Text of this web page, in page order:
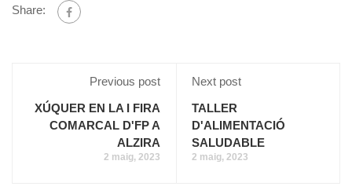
Share:
Previous post
XÚQUER EN LA I FIRA
COMARCAL D'FP A
ALZIRA
2 maig, 2023
Next post
TALLER
D'ALIMENTACIÓ
SALUDABLE
2 maig, 2023